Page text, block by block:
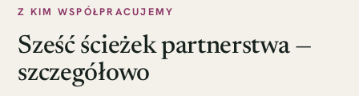
Z KIM WSPÓŁPRACUJEMY
Sześć ścieżek partnerstwa —
szczegółowo